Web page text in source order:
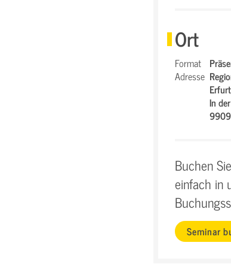
Ort
Format
Adresse
In
Buchen
einfach in
Seminar